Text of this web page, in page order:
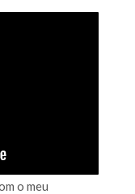
o meu